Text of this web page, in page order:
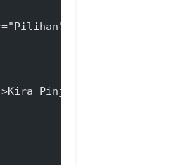
min="0">
Pinjaman</button>